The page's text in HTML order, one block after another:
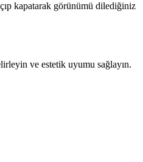
kapatarak görünümü dilediğiniz
ve estetik uyumu sağlayın.